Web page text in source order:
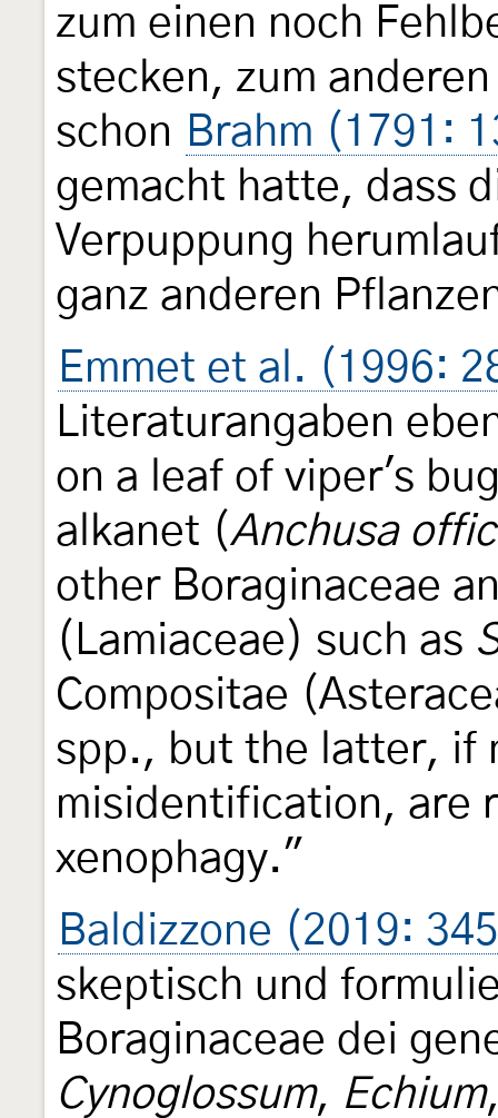
zum einen noch
stecken, zum
schon Brahm (1791:
gemacht hatte, dass
Verpuppung
ganz anderen
Emmet et al. (1996:
Literaturangaben
on a leaf of viper's
alkanet (Anchusa
other Boraginaceae
(Lamiaceae) such as
Compositae
spp., but the latter, if
misidentification, are
xenophagy."
Baldizzone (2019:
skeptisch und
Boraginaceae dei
Cynoglossum, Echium